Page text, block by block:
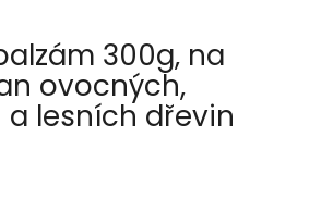
300g, na
ovocných,
lesních dřevin